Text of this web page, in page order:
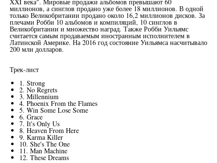
XXI века". Мировые продажи альбомов превышают 60
миллионов, а синглов продано уже более 18 миллионов. В одной
только Великобритании продано около 16,2 миллионов дисков. За
плечами Робби 10 альбомов и компиляций, 10 синглов в
Великобритании и множество наград. Также Робби Уильямс
считается самым продаваемым иностранным исполнителем в
Латинской Америке. На 2016 год состояние Уильямса насчитывало
200 млн долларов.
Трек-лист
1. Strong
2. No Regrets
3. Millennium
4. Phoenix From the Flames
5. Win Some Lose Some
6. Grace
7. It's Only Us
8. Heaven From Here
9. Karma Killer
10. She's The One
11. Man Machine
12. These Dreams